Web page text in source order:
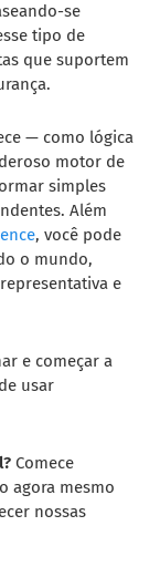
se
tipo de
que suportem
— como lógica
motor de
simples
Além
, você pode
o mundo,
e
e começar a
usar
Comece
agora mesmo
nossas